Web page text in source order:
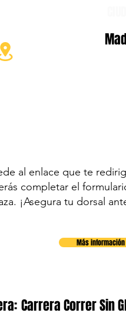
al enlace que te
completar el
¡Asegura tu dorsal
Más
Carrera Correr Sin